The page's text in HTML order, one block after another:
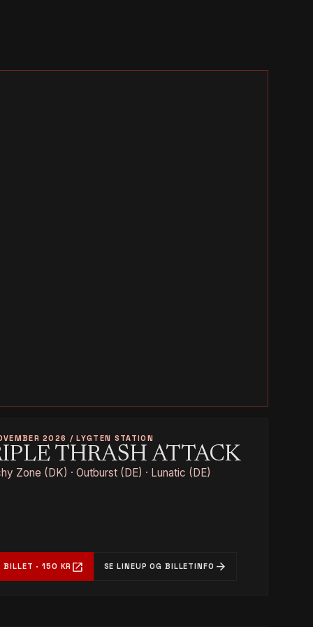
2026 / LYGTEN STATION
THRASH ATTACK
Zone (DK) · Outburst (DE) · Lunatic (DE)
BILLET · 150 KR open_in_new SE LINEUP OG BILLETINFO arrow_forward